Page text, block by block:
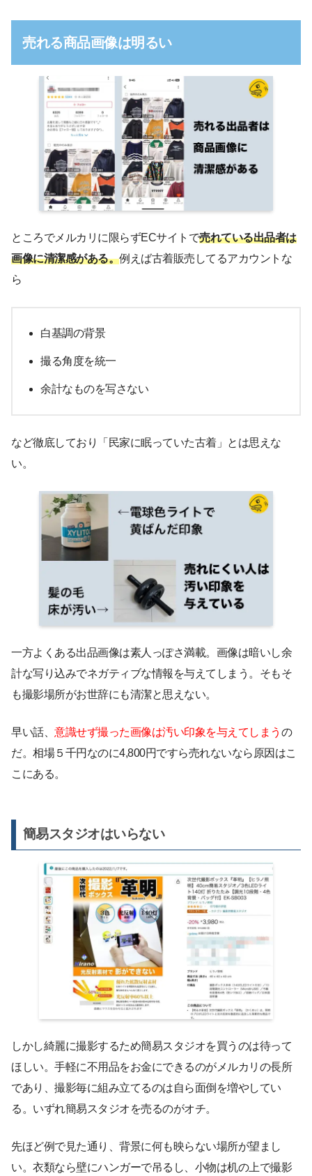
売れる商品画像は明るい
ところでメルカリに限らずECサイトで売れている出品者は
画像に清潔感がある。例えば古着販売してるアカウントな
ら
白基調の背景
撮る角度を統一
余計なものを写さない
など徹底しており「民家に眠っていた古着」とは思えな
い。
一方よくある出品画像は素人っぽさ満載。画像は暗いし余
計な写り込みでネガティブな情報を与えてしまう。そもそ
も撮影場所がお世辞にも清潔と思えない。
早い話、 意識せず撮った画像は汚い印象を与えてしまう の
だ。相場５千円なのに4,800円ですら売れないなら原因はこ
こにある。
簡易スタジオはいらない
しかし綺麗に撮影するため簡易スタジオを買うのは待って
ほしい。手軽に不用品をお金にできるのがメルカリの長所
であり、撮影毎に組み立てるのは自ら面倒を増やしてい
る。いずれ簡易スタジオを売るのがオチ。
先ほど例で見た通り、背景に何も映らない場所が望まし
い。衣類なら壁にハンガーで吊るし、小物は机の上で撮影